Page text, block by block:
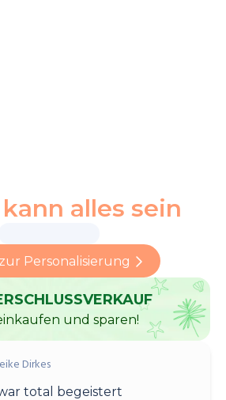
alles sein
Personalisierung
und sparen!
Dirkes
total begeistert